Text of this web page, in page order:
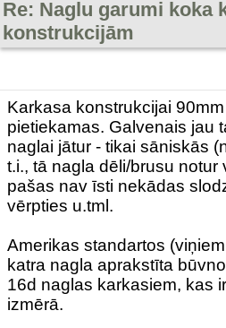
Re: Naglu garumi koka
konstrukcijām
Karkasa konstrukcijai
pietiekamas. Galvenais jau
naglai jātur - tikai sāniskās
t.i., tā nagla dēli/brusu notur
pašas nav īsti nekādas
vērpties u.tml.
Amerikas standartos
katra nagla aprakstīta
16d naglas karkasiem, kas
izmērā.